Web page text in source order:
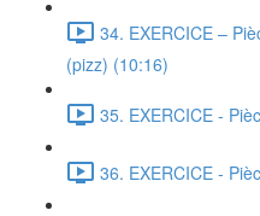
34. EXERCICE –
(pizz) (10:16)
35. EXERCICE -
36. EXERCICE -